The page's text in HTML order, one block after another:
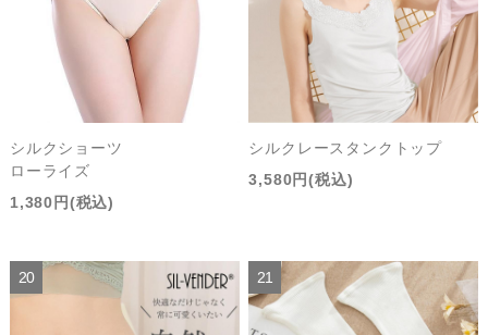
シルクショーツ
ローライズ
1,380円(税込)
シルクレースタンクトップ
3,580円(税込)